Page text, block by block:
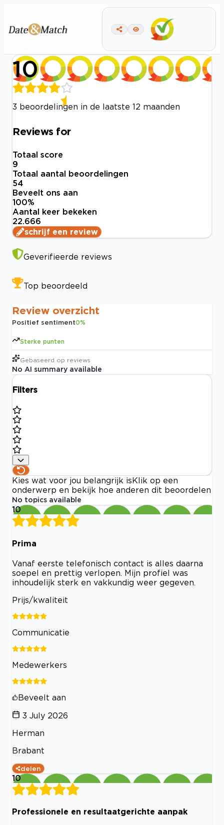
10
3 beoordelingen in de laatste 12 maanden
Reviews for
Totaal score
9
Totaal aantal beoordelingen
54
Beveelt ons aan
100%
Aantal keer bekeken
22.666
schrijf een review
Geverifieerde reviews
Top beoordeeld
Review overzicht
Positief sentiment0%
Sterke punten
Gebaseerd op reviews
No AI summary available
Filters
Kies wat voor jou belangrijk is Klik op een
onderwerp en bekijk hoe anderen dit beoordelen
No topics available
10
Prima
Vanaf eerste telefonisch contact is alles daarna
soepel en prettig verlopen. Mijn profiel was
inhoudelijk sterk en vakkundig weer gegeven.
Prijs/kwaliteit
Communicatie
Medewerkers
Beveelt aan
3 July 2026
Herman
Brabant
delen
10
Professionele en resultaatgerichte aanpak